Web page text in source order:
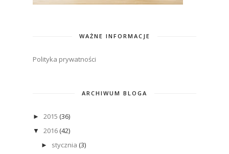
WAŻNE INFORMACJE
Polityka prywatności
ARCHIWUM BLOGA
► 2015 (36)
▼ 2016 (42)
► stycznia (3)